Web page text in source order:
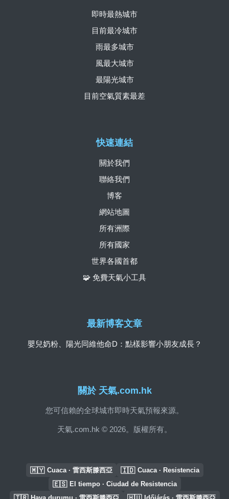
關於 天氣.com.hk
您可信賴的全球城市即時天氣預報來源。
天氣.com.hk © 2026。版權所有。
快速連結
關於我們
聯絡我們
博客
網站地圖
所有洲際
所有國家
世界各國首都
🧩 免費天氣小工具
即時最熱城市
目前最冷城市
雨最多城市
風最大城市
最陽光城市
目前空氣質素最差
最新博客文章
嬰兒奶粉、陽光同維他命D：點樣影響小朋友成長？
🇲🇾 Cuaca · 雷西斯滕西亞 🇮🇩 Cuaca · Resistencia
🇪🇸 El tiempo · Ciudad de Resistencia